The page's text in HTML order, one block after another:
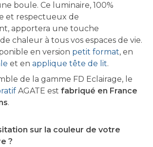
boule. Ce luminaire, 100%
et respectueux de
apportera une touche
chaleur à tous vos espaces de vie.
en version petit format, en
et en applique tête de lit.
de la gamme FD Eclairage, le
AGATE est fabriqué en France
.
sur la couleur de votre
?